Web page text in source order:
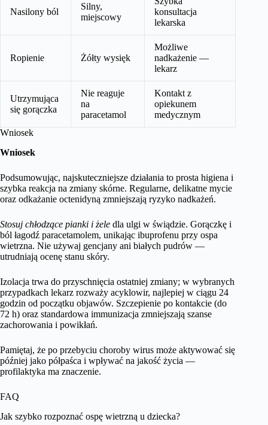
Nasilony ból
Silny,
miejscowy
konsultacja
lekarska
Ropienie Żółty wysięk
Możliwe
nadkażenie —
lekarz
Utrzymująca
się gorączka
Nie reaguje
na
paracetamol
Kontakt z
opiekunem
medycznym
Wniosek
Wniosek
Podsumowując, najskuteczniejsze działania to prosta higiena i
szybka reakcja na zmiany skórne. Regularne, delikatne mycie
oraz odkażanie octenidyną zmniejszają ryzyko nadkażeń.
Stosuj chłodzące pianki i żele dla ulgi w świądzie. Gorączkę i
ból łagodź paracetamolem, unikając ibuprofenu przy ospa
wietrzna. Nie używaj gencjany ani białych pudrów —
utrudniają ocenę stanu skóry.
Izolacja trwa do przyschnięcia ostatniej zmiany; w wybranych
przypadkach lekarz rozważy acyklowir, najlepiej w ciągu 24
godzin od początku objawów. Szczepienie po kontakcie (do
72 h) oraz standardowa immunizacja zmniejszają szanse
zachorowania i powikłań.
Pamiętaj, że po przebyciu choroby wirus może aktywować się
później jako półpaśca i wpływać na jakość życia —
profilaktyka ma znaczenie.
FAQ
Jak szybko rozpoznać ospę wietrzną u dziecka?